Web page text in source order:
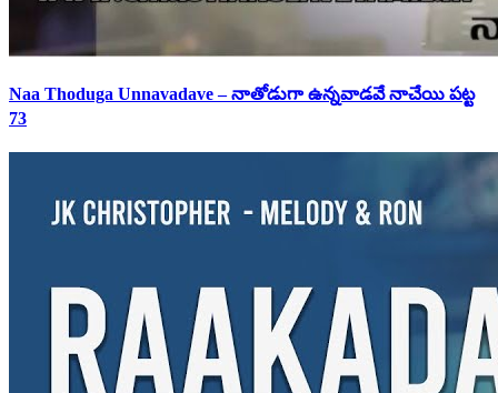
Naa Thoduga Unnavadave – నాతోడుగా ఉన్నవాడవే నాచేయి పట్ట
73